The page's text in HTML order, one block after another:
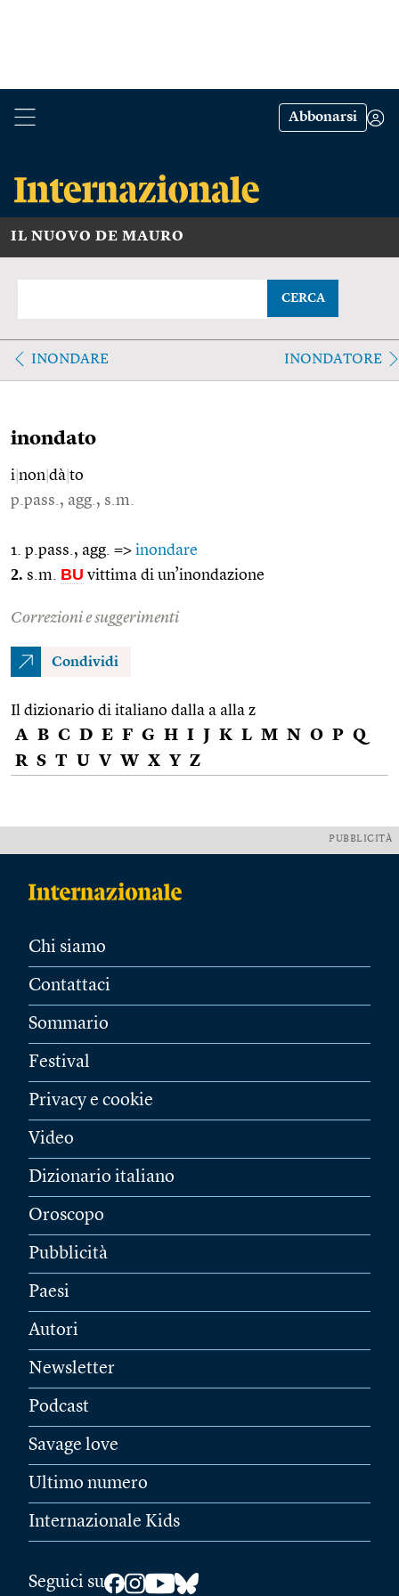
Abbonarsi
IL NUOVO DE MAURO
CERCA
INONDARE INONDATORE
inondato
i non dà to
p.pass., agg., s.m.
1. p.pass., agg. => inondare
2. s.m. BU vittima di un’inondazione
Correzioni e suggerimenti
Condividi
Il dizionario di italiano dalla a alla z
A B C D E F G H I J K L M N O P Q
R S T U V W X Y Z
PUBBLICITÀ
Chi siamo
Contattaci
Sommario
Festival
Privacy e cookie
Video
Dizionario italiano
Oroscopo
Pubblicità
Paesi
Autori
Newsletter
Podcast
Savage love
Ultimo numero
Internazionale Kids
Seguici su